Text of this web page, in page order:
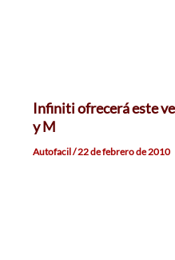
Infiniti ofrecerá este
y M
Autofacil/22 de febrero de 2010